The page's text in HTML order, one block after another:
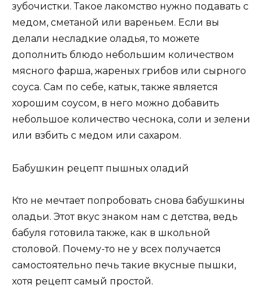
зубочистки. Такое лакомство нужно подавать с
медом, сметаной или вареньем. Если вы
делали несладкие оладья, то можете
дополнить блюдо небольшим количеством
мясного фарша, жареных грибов или сырного
соуса. Сам по себе, катык, также является
хорошим соусом, в него можно добавить
небольшое количество чеснока, соли и зелени
или взбить с медом или сахаром.
Бабушкин рецепт пышных оладий
Кто не мечтает попробовать снова бабушкины
оладьи. Этот вкус знаком нам с детства, ведь
бабуля готовила также, как в школьной
столовой. Почему-то не у всех получается
самостоятельно печь такие вкусные пышки,
хотя рецепт самый простой.